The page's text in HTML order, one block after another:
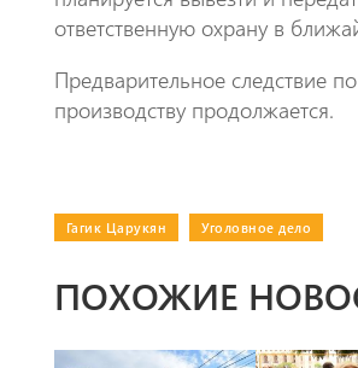
ответственную охрану в
Предварительное следствие
производству продолжается.
Гагик Царукян Уголовное дело
ПОХОЖИЕ